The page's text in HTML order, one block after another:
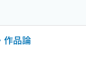
作品論